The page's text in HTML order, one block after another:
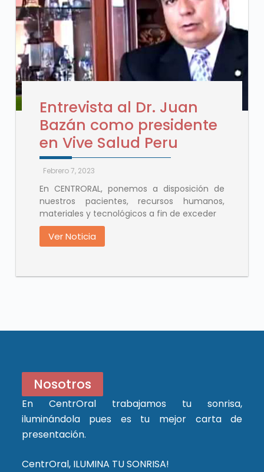
Entrevista al Dr. Juan
Bazán como presidente
en Vive Salud Peru
Febrero 7, 2023
En CENTRORAL, ponemos a disposición de
nuestros pacientes, recursos humanos,
materiales y tecnológicos a fin de exceder
Ver Noticia
Nosotros
En CentrOral trabajamos tu sonrisa,
iluminándola pues es tu mejor carta de
presentación.
CentrOral, ILUMINA TU SONRISA!